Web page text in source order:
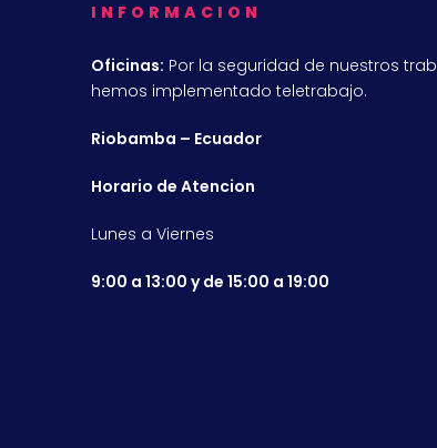
INFORMACION
Oficinas: Por la seguridad de nuestros
hemos implementado teletrabajo.
Riobamba – Ecuador
Horario de Atencion
Lunes a Viernes
9:00 a 13:00 y de 15:00 a 19:00